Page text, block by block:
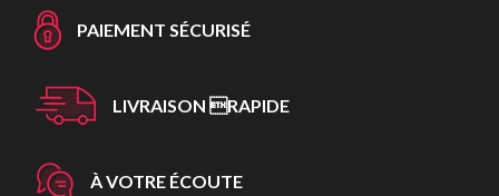
PAIEMENT SÉCURISÉ
LIVRAISON RAPIDE
À VOTRE ÉCOUTE